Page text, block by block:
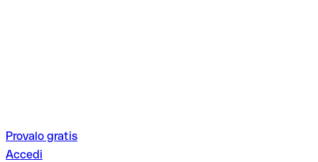
Provalo gratis
Accedi